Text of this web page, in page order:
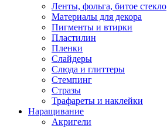
Ленты, фольга, битое стекло
Материалы для декора
Пигменты и втирки
Пластилин
Пленки
Слайдеры
Слюда и глиттеры
Стемпинг
Стразы
Трафареты и наклейки
Наращивание
Акригели